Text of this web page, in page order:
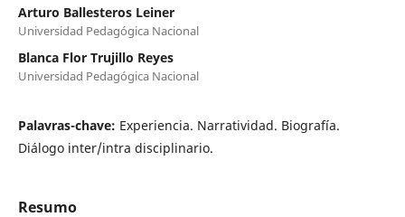
Arturo Ballesteros Leiner
Universidad Pedagógica Nacional
Blanca Flor Trujillo Reyes
Universidad Pedagógica Nacional
Palavras-chave: Experiencia. Narratividad. Biografía.
Diálogo inter/intra disciplinario.
Resumo